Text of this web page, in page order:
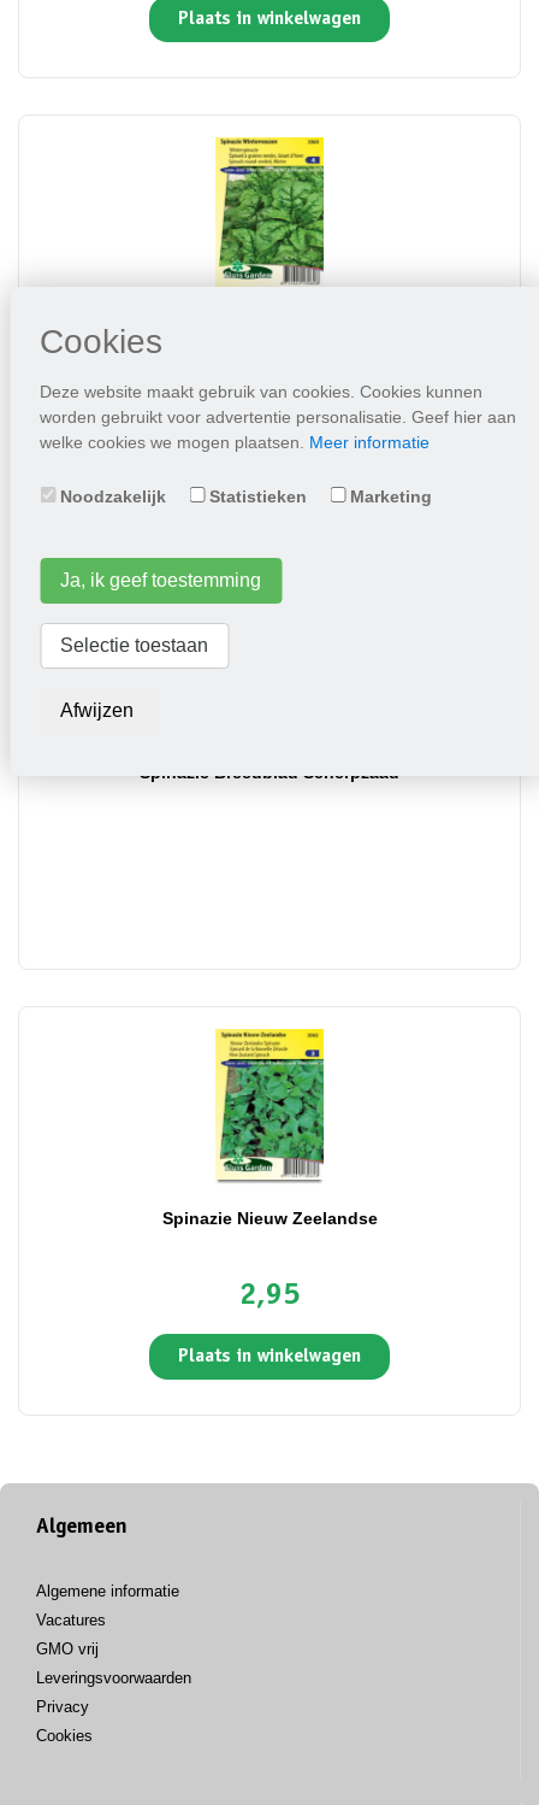
Cookies
Deze website maakt gebruik van cookies. Cookies kunnen
worden gebruikt voor advertentie personalisatie. Geef hier aan
welke cookies we mogen plaatsen. Meer informatie
Noodzakelijk Statistieken Marketing
Ja, ik geef toestemming
Selectie toestaan
Afwijzen
Plaats in winkelwagen
3,95
Spinazie Breedblad Scherpzaad
Spinazie Nieuw Zeelandse
2,95
Plaats in winkelwagen
Algemeen
Algemene informatie
Vacatures
GMO vrij
Leveringsvoorwaarden
Privacy
Cookies